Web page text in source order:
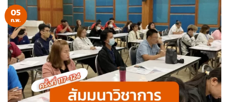
05
ก.พ.